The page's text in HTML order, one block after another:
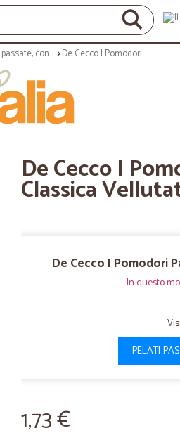
Pelati e passate, concentrati De Cecco I Pomodori Passata Classica Vellutata 700 gr.
De Cecco I
Classica
De Cecco I Pomodori
In questo
PELATI-
1,73 €